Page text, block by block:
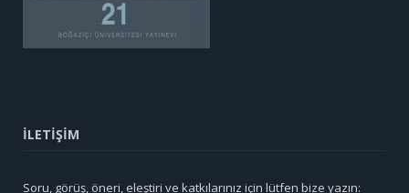
İLETİŞİM
Soru, görüş, öneri, eleştiri ve katkılarınız için lütfen bize yazın: